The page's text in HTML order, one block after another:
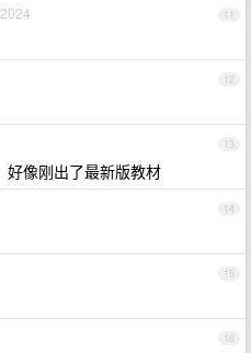
11
12
13
好像刚出了最新版教材
14
15
16